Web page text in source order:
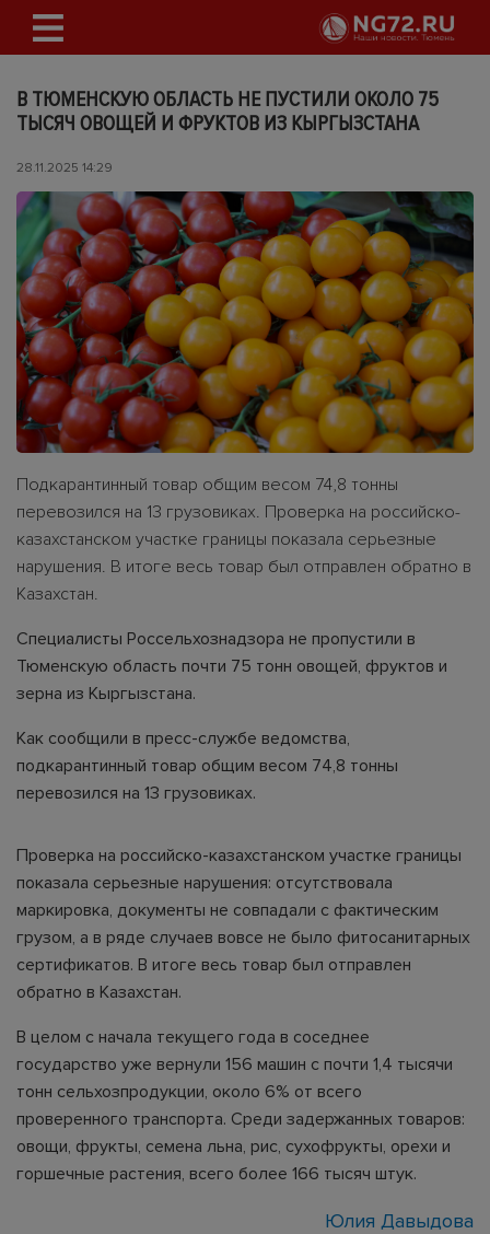
В ТЮМЕНСКУЮ ОБЛАСТЬ НЕ ПУСТИЛИ ОКОЛО 75
ТЫСЯЧ ОВОЩЕЙ И ФРУКТОВ ИЗ КЫРГЫЗСТАНА
28.11.2025 14:29
Подкарантинный товар общим весом 74,8 тонны
перевозился на 13 грузовиках. Проверка на российско-
казахстанском участке границы показала серьезные
нарушения. В итоге весь товар был отправлен обратно в
Казахстан.
Специалисты Россельхознадзора не пропустили в
Тюменскую область почти 75 тонн овощей, фруктов и
зерна из Кыргызстана.
Как сообщили в пресс-службе ведомства,
подкарантинный товар общим весом 74,8 тонны
перевозился на 13 грузовиках.
Проверка на российско-казахстанском участке границы
показала серьезные нарушения: отсутствовала
маркировка, документы не совпадали с фактическим
грузом, а в ряде случаев вовсе не было фитосанитарных
сертификатов. В итоге весь товар был отправлен
обратно в Казахстан.
В целом с начала текущего года в соседнее
государство уже вернули 156 машин с почти 1,4 тысячи
тонн сельхозпродукции, около 6% от всего
проверенного транспорта. Среди задержанных товаров:
овощи, фрукты, семена льна, рис, сухофрукты, орехи и
горшечные растения, всего более 166 тысяч штук.
Юлия Давыдова